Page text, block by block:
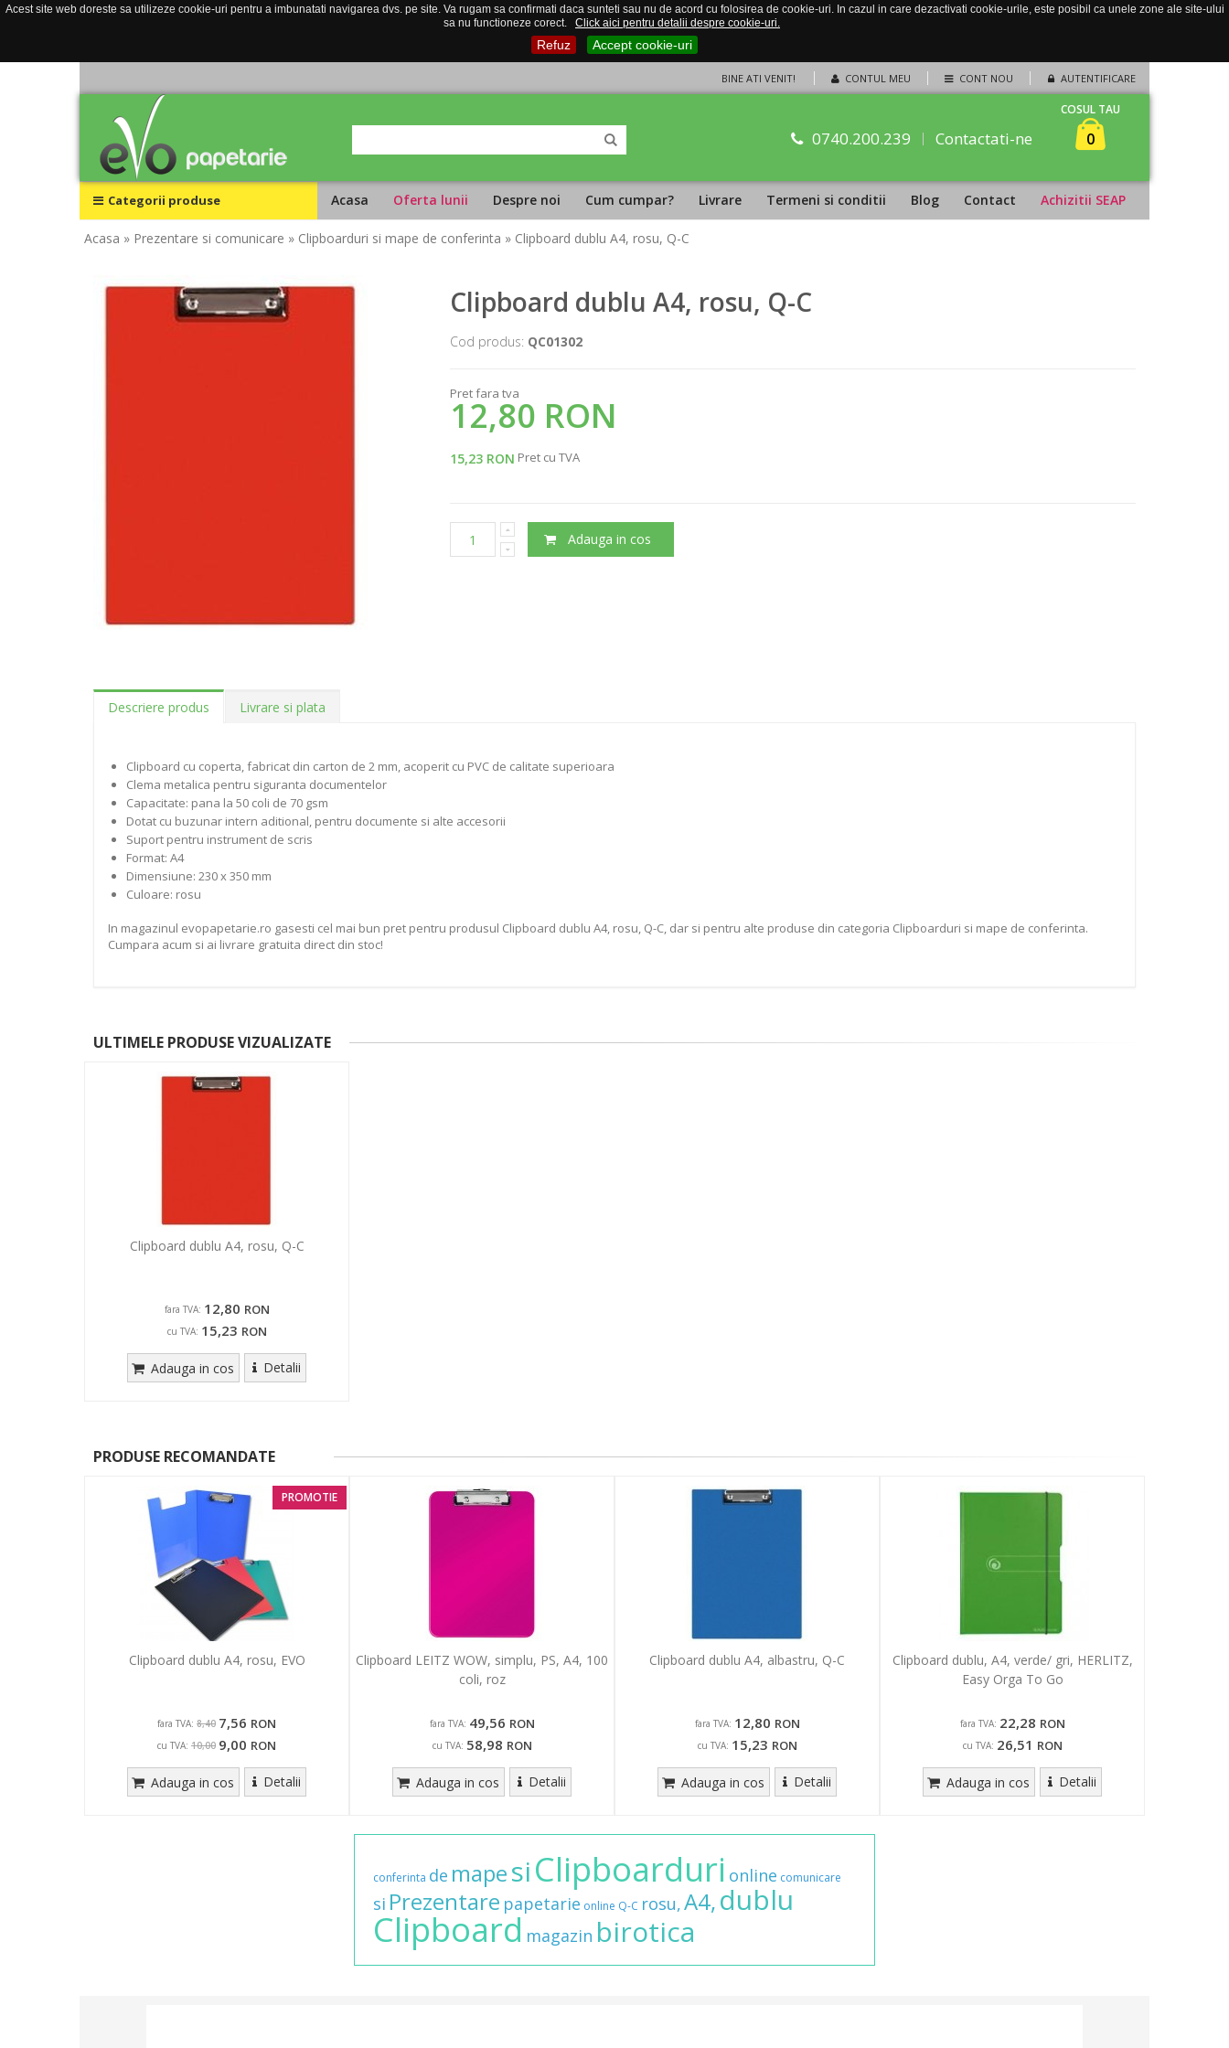
Acest site web doreste sa utilizeze cookie-uri pentru a imbunatati navigarea dvs. pe site. Va rugam sa confirmati daca sunteti sau nu de acord cu folosirea de cookie-uri. In cazul in care dezactivati cookie-urile, este posibil ca unele zone ale site-ului
sa nu functioneze corect.
Click aici pentru detalii despre cookie-uri.
Refuz Accept cookie-uri
CONTUL MEU CONT NOU AUTENTIFICARE
BINE ATI VENIT!
0740.200.239 Contactati-ne
COSUL TAU
0
Categorii produse Acasa Oferta lunii Despre noi Cum cumpar? Livrare Termeni si conditii Blog Contact Achizitii SEAP
Acasa » Prezentare si comunicare » Clipboarduri si mape de conferinta » Clipboard dublu A4, rosu, Q-C
Clipboard dublu A4, rosu, Q-C
Cod produs: QC01302
Pret fara tva
12,80 RON
15,23 RON Pret cu TVA
Adauga in cos
Descriere produs Livrare si plata
Clipboard cu coperta, fabricat din carton de 2 mm, acoperit cu PVC de calitate superioara
Clema metalica pentru siguranta documentelor
Capacitate: pana la 50 coli de 70 gsm
Dotat cu buzunar intern aditional, pentru documente si alte accesorii
Suport pentru instrument de scris
Format: A4
Dimensiune: 230 x 350 mm
Culoare: rosu
In magazinul evopapetarie.ro gasesti cel mai bun pret pentru produsul Clipboard dublu A4, rosu, Q-C, dar si pentru alte produse din categoria Clipboarduri si mape de conferinta.
Cumpara acum si ai livrare gratuita direct din stoc!
ULTIMELE PRODUSE VIZUALIZATE
Clipboard dublu A4, rosu, Q-C
fara TVA: 12,80 RON
cu TVA: 15,23 RON
Adauga in cos Detalii
PRODUSE RECOMANDATE
PROMOTIE
Clipboard dublu A4, rosu, EVO
fara TVA: 8,40 7,56 RON
cu TVA: 10,00 9,00 RON
Adauga in cos Detalii
Clipboard LEITZ WOW, simplu, PS, A4, 100
coli, roz
fara TVA: 49,56 RON
cu TVA: 58,98 RON
Adauga in cos Detalii
Clipboard dublu A4, albastru, Q-C
fara TVA: 12,80 RON
cu TVA: 15,23 RON
Adauga in cos Detalii
Clipboard dublu, A4, verde/ gri, HERLITZ,
Easy Orga To Go
fara TVA: 22,28 RON
cu TVA: 26,51 RON
Adauga in cos Detalii
conferinta de mapesiClipboarduri online comunicare
si Prezentare papetarie online Q-C rosu,A4,dublu
Clipboard magazin birotica